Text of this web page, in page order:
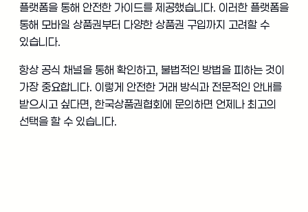
플랫폼을 통해 안전한 가이드를 제공했습니다. 이러한 플랫폼을
통해 모바일 상품권부터 다양한 상품권 구입까지 고려할 수
있습니다.
항상 공식 채널을 통해 확인하고, 불법적인 방법을 피하는 것이
가장 중요합니다. 이렇게 안전한 거래 방식과 전문적인 안내를
받으시고 싶다면, 한국상품권협회에 문의하면 언제나 최고의
선택을 할 수 있습니다.